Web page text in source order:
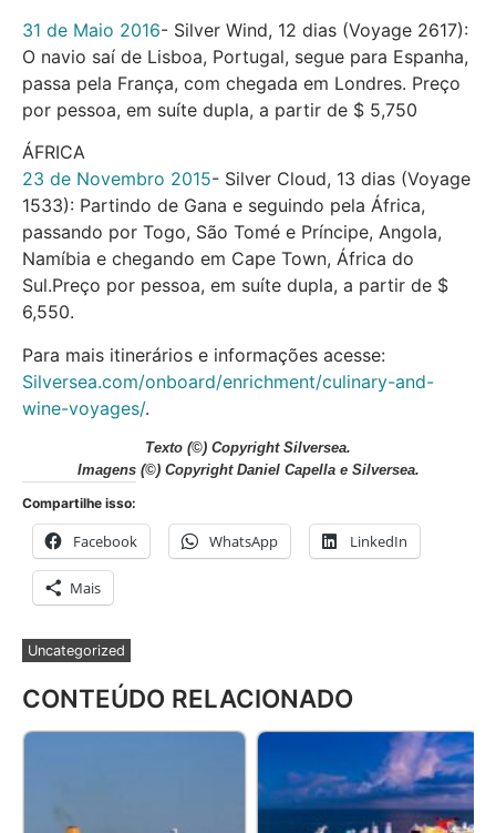
31 de Maio 2016­- Silver Wind, 12 dias (Voyage 2617):
O navio saí de Lisboa, Portugal, segue para Espanha,
passa pela França, com chegada em Londres. Preço
por pessoa, em suíte dupla, a partir de $ 5,750
ÁFRICA
23 de Novembro 2015­- Silver Cloud, 13 dias (Voyage
1533): Partindo de Gana e seguindo pela África,
passando por Togo, São Tomé e Príncipe, Angola,
Namíbia e chegando em Cape Town, África do
Sul.Preço por pessoa, em suíte dupla, a partir de $
6,550.
Para mais itinerários e informações acesse:
Silversea.com/onboard/enrichment/culinary-and-
wine-voyages/.
Texto (©) Copyright Silversea.
Imagens (©) Copyright Daniel Capella e Silversea.
Compartilhe isso:
Facebook WhatsApp LinkedIn
Mais
Uncategorized
CONTEÚDO RELACIONADO